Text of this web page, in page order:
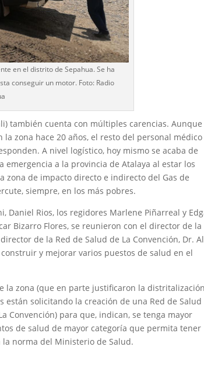
en el distrito de Sepahua. Se ha
conseguir un motor. Foto: Radio
también cuenta con múltiples carencias.
zona hace 20 años, el resto del personal médico
A nivel logístico, hoy mismo se acaba de
a la provincia de Atalaya al estar los
zona de impacto directo e indirecto del Gas de
siempre, en los más pobres.
Daniel Rios, los regidores Marlene Piñarreal y
Bizarro Flores, se reunieron con el director de la
de la Red de Salud de La Convención, Dr.
y mejorar varios puestos de salud en el
la zona (que en parte justificaron la
solicitando la creación de una Red de Salud
Convención) para que, indican, se tenga mayor
de salud de mayor categoría que permita tener
norma del Ministerio de Salud.